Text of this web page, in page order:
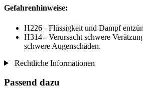
Gefahrenhinweise:
H226 - Flüssigkeit und Dampf
H314 - Verursacht schwere
schwere Augenschäden.
Rechtliche Informationen
Passend dazu